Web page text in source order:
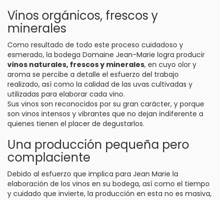
Vinos orgánicos, frescos y
minerales
Como resultado de todo este proceso cuidadoso y
esmerado, la bodega Domaine Jean-Marie logra producir
vinos naturales, frescos y minerales, en cuyo olor y
aroma se percibe a detalle el esfuerzo del trabajo
realizado, así como la calidad de las uvas cultivadas y
utilizadas para elaborar cada vino.
Sus vinos son reconocidos por su gran carácter, y porque
son vinos intensos y vibrantes que no dejan indiferente a
quienes tienen el placer de degustarlos.
Una producción pequeña pero
complaciente
Debido al esfuerzo que implica para Jean Marie la
elaboración de los vinos en su bodega, así como el tiempo
y cuidado que invierte, la producción en esta no es masiva,